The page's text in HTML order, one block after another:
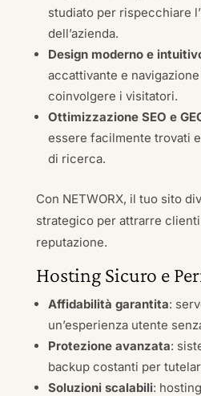
studiato per rispecchiare
dell’azienda.
Design moderno e
accattivante e
coinvolgere i visitatori.
Ottimizzazione SEO e
essere facilmente trovati
di ricerca.
Con NETWORX, il tuo sito
strategico per attrarre
reputazione.
Hosting Sicuro e
Affidabilità garantita:
un’esperienza utente
Protezione avanzata:
backup costanti per
Soluzioni scalabili: